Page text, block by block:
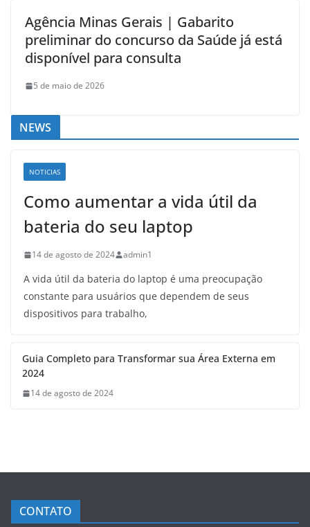
Agência Minas Gerais | Gabarito
preliminar do concurso da Saúde já está
disponível para consulta
5 de maio de 2026
NEWS
NOTICIAS
Como aumentar a vida útil da
bateria do seu laptop
14 de agosto de 2024 admin1
A vida útil da bateria do laptop é uma preocupação
constante para usuários que dependem de seus
dispositivos para trabalho,
Guia Completo para Transformar sua Área Externa em
2024
14 de agosto de 2024
CONTATO